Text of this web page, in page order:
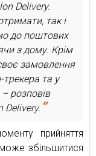
Delivery.
так і
до поштових
з дому. Крім
замовлення
та у
розповів
Delivery.
прийняття
збільшитися